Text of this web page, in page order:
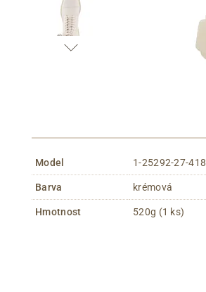
Model 1-25292-27-418
Barva krémová
Hmotnost 520g (1 ks)